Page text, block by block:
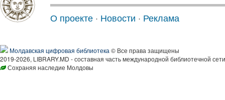
О проекте · Новости · Реклама
Молдавская цифровая библиотека © Все права защищены
2019-2026, LIBRARY.MD - составная часть международной библиотечной
Сохраняя наследие Молдовы